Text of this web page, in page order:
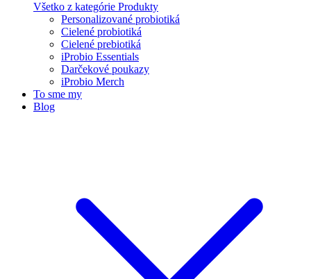
Všetko z kategórie Produkty
Personalizované probiotiká
Cielené probiotiká
Cielené prebiotiká
iProbio Essentials
Darčekové poukazy
iProbio Merch
To sme my
Blog